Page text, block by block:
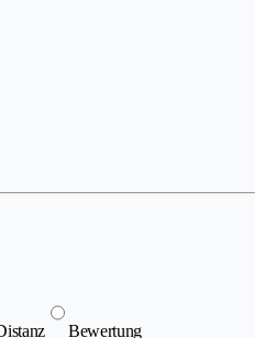
Bewertung